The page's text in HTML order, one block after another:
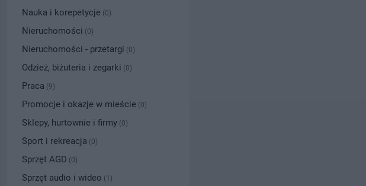
Nauka i korepetycje (0)
Nieruchomości (0)
Nieruchomości - przetargi (0)
Odzież, biżuteria i zegarki (0)
Praca (9)
Promocje i okazje w mieście (0)
Sklepy, hurtownie i firmy (0)
Sport i rekreacja (0)
Sprzęt AGD (0)
Sprzęt audio i wideo (1)